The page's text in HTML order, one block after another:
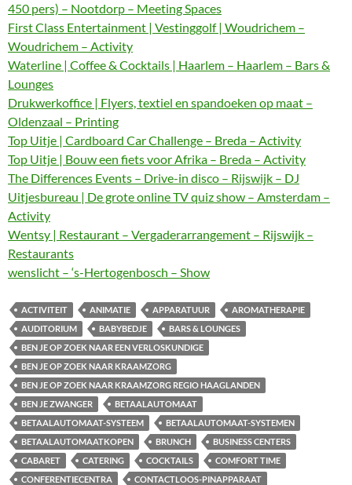
450 pers) – Nootdorp – Meeting Spaces
First Class Entertainment | Vestinggolf | Woudrichem –
Woudrichem – Activity
Waterline | Coffee & Cocktails | Haarlem – Haarlem – Bars &
Lounges
Drukwerkoffice | Flyers, textiel en spandoeken op maat –
Oldenzaal – Printing
Top Uitje | Cardboard Car Challenge – Breda – Activity
Top Uitje | Bouw een fiets voor Afrika – Breda – Activity
The Differences Events – Drive-in disco – Rijswijk – DJ
Uitjesbureau | De grote online TV quiz show – Amsterdam –
Activity
Wentsy | Restaurant – Vergaderarrangement – Rijswijk –
Restaurants
wenslicht – ‘s-Hertogenbosch – Show
ACTIVITEIT ANIMATIE APPARATUUR
AROMATHERAPIE
AUDITORIUM
BABYBEDJE
BARS & LOUNGES
BEN JE OP ZOEK NAAR EEN VERLOSKUNDIGE
BEN JE OP ZOEK NAAR KRAAMZORG
BEN JE OP ZOEK NAAR KRAAMZORG REGIO HAAGLANDEN
BEN JE ZWANGER
BETAALAUTOMAAT
BETAALAUTOMAAT-SYSTEEM
BETAALAUTOMAAT-SYSTEMEN
BETAALAUTOMAATKOPEN
BRUNCH
BUSINESS CENTERS
CABARET
CATERING COCKTAILS
COMFORT TIME
CONFERENTIECENTRA
CONTACTLOOS-PINAPPARAAT